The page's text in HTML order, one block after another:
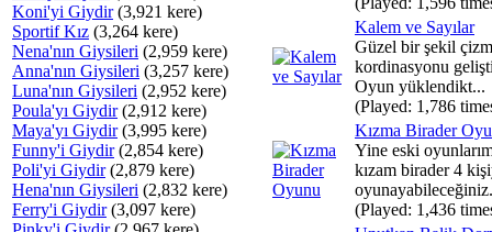
Koni'yi Giydir(3,921 kere)
Sportif Kız (3,264 kere)
Nena'nın Giysileri (2,959 kere)
Anna'nın Giysileri (3,257 kere)
Luna'nın Giysileri (2,952 kere)
Poula'yı Giydir(2,912 kere)
Maya'yı Giydir(3,995 kere)
Funny'i Giydir(2,854 kere)
Poli'yi Giydir(2,879 kere)
Hena'nın Giysileri (2,832 kere)
Ferry'i Giydir(3,097 kere)
Kalem ve Sayılar
Güzel bir şekil
kordinasyonu
Oyun yüklendikt...
(Played: 1,786
Kızma Birader
Yine eski
kızam birader 4
(Played: 1,436